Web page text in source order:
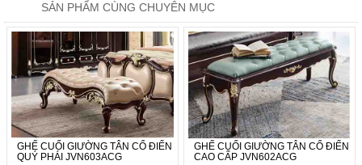
SẢN PHẨM CÙNG CHUYÊN MỤC
GHẾ CUỐI GIƯỜNG TÂN CỔ ĐIỂN
QUÝ PHÁI JVN603ACG
GHẾ CUỐI GIƯỜNG TÂN CỔ ĐIỂN
CAO CẤP JVN602ACG